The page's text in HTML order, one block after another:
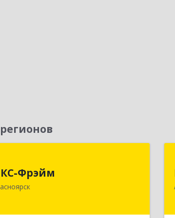
Фрэйм
г, Батурина ул, дом № 32,